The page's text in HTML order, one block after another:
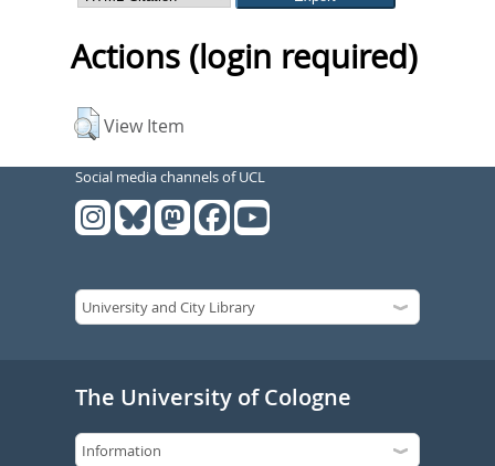
Actions (login required)
View Item
Social media channels of UCL
The University of Cologne